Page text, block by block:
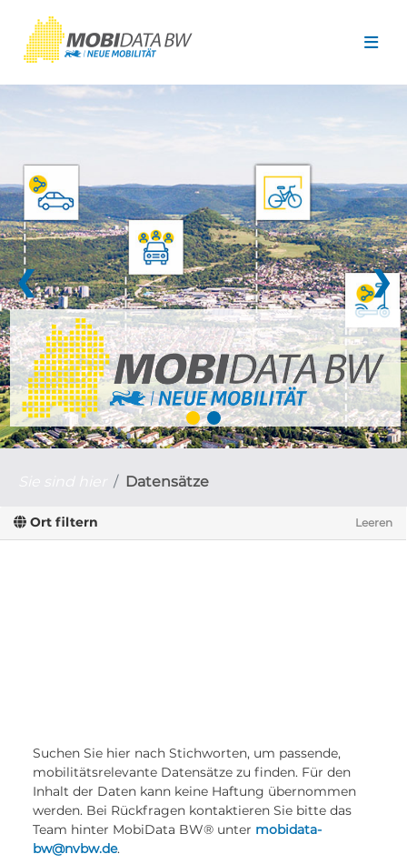
❮ ❯
Datensätze
Ort filtern Leeren
Suchen Sie hier nach Stichworten, um passende,
mobilitätsrelevante Datensätze zu finden. Für den
Inhalt der Daten kann keine Haftung übernommen
werden. Bei Rückfragen kontaktieren Sie bitte das
Team hinter MobiData BW® unter mobidata-
bw@nvbw.de.